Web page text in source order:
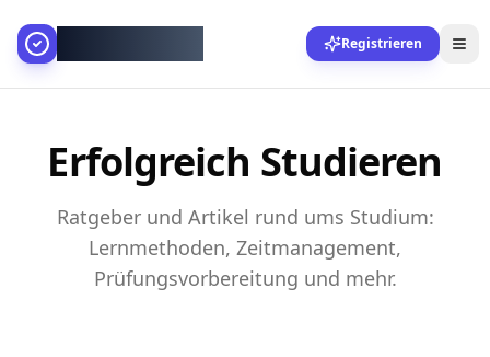
Registrieren
Erfolgreich Studieren
Ratgeber und Artikel rund ums Studium:
Lernmethoden, Zeitmanagement,
Prüfungsvorbereitung und mehr.